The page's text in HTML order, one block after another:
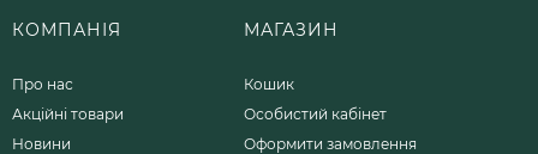
КОМПАНІЯ
Про нас
Акційні товари
Новини
МАГАЗИН
Кошик
Особистий кабінет
Оформити замовлення